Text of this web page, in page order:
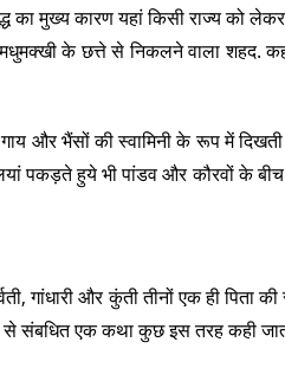
मुख्य कारण यहां किसी राज्य को लेकर
के छत्ते से निकलने वाला शहद.
और भैंसों की स्वामिनी के रूप में
पकड़ते हुये भी पांडव और कौरवों के बीच
गांधारी और कुंती तीनों एक ही पिता
से संबधित एक कथा कुछ इस तरह कही